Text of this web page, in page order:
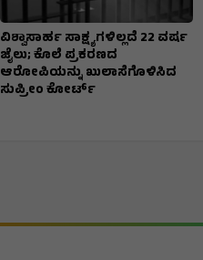
ವಿಶ್ವಾಸಾರ್ಹ ಸಾಕ್ಷ್ಯಗಳಿಲ್ಲದೆ 22 ವರ್ಷ
ಜೈಲು; ಕೊಲೆ ಪ್ರಕರಣದ
ಆರೋಪಿಯನ್ನು ಖುಲಾಸೆಗೊಳಿಸಿದ
ಸುಪ್ರೀಂ ಕೋರ್ಟ್